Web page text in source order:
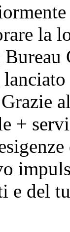
la
+
e del